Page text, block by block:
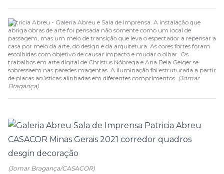
Patricia Abreu - Galeria Abreu e Sala de Imprensa. A instalação que
abriga obras de arte foi pensada não somente como um local de
passagem, mas um meio de transição que leva o espectador a repensar a
casa por meio da arte, do design e da arquitetura. As cores fortes foram
escolhidas com objetivo de causar impacto e mudar o olhar. Os
trabalhos em arte digital de Christus Nóbrega e Ana Bela Geiger se
sobressaem nas paredes magentas. A iluminação foi estruturada a partir
de placas acústicas alinhadas em diferentes comprimentos. (Jomar
Bragança)
(Jomar Bragança/CASACOR)